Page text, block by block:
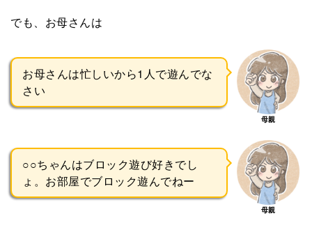
でも、お母さんは
お母さんは忙しいから1人で遊んでな
さい
母親
○○ちゃんはブロック遊び好きでし
ょ。お部屋でブロック遊んでねー
母親